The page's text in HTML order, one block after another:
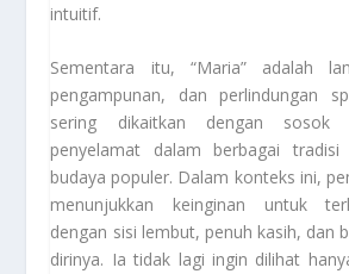
intuitif.
Sementara itu, “Maria” adalah
pengampunan, dan perlindungan
sering dikaitkan dengan
penyelamat dalam berbagai tradisi
budaya populer. Dalam konteks ini,
menunjukkan keinginan untuk
dengan sisi lembut, penuh kasih, dan
dirinya. Ia tidak lagi ingin dilihat